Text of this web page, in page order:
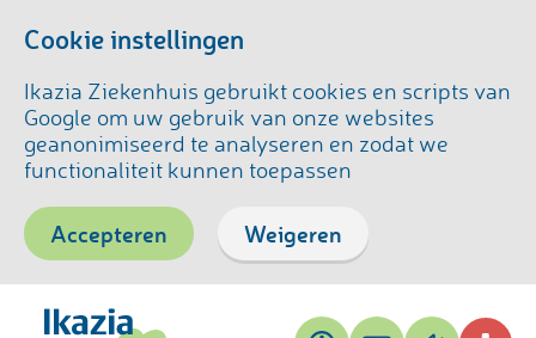
Cookie instellingen
Ikazia Ziekenhuis gebruikt cookies en scripts van
Google om uw gebruik van onze websites
geanonimiseerd te analyseren en zodat we
functionaliteit kunnen toepassen
Accepteren Weigeren